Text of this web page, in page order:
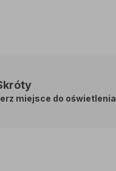
miejsce do oświetlenia